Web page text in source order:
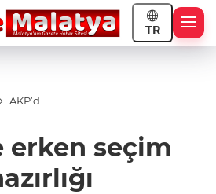
TR
AKP’de
hazırlığı
erken seçim